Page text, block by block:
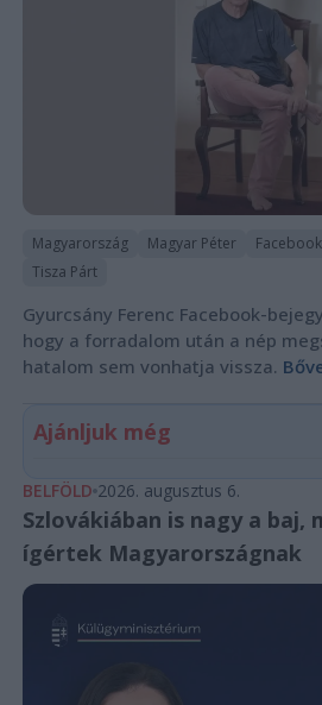
Magyarország Magyar Péter Facebook
Tisza Párt
Gyurcsány Ferenc Facebook-
hogy a forradalom után a nép
hatalom sem vonhatja vissza.
Ajánljuk még
BELFÖLD 2026. augusztus 6.
Szlovákiában is nagy a baj,
ígértek Magyarországnak